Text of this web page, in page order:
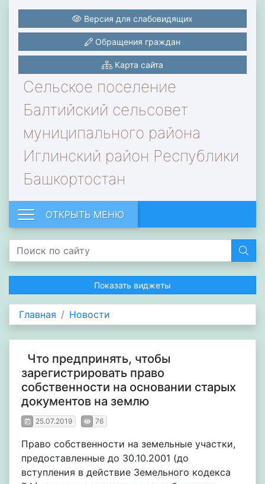
Сельское поселение
Балтийский сельсовет
муниципального района
Иглинский район Республики
Башкортостан
Версия для слабовидящих
Обращения граждан
Карта сайта
ОТКРЫТЬ МЕНЮ
Показать виджеты
Главная Новости
Что предпринять, чтобы
зарегистрировать право
собственности на основании старых
документов на землю
25.07.2019 76
Право собственности на земельные участки,
предоставленные до 30.10.2001 (до
вступления в действие Земельного кодекса